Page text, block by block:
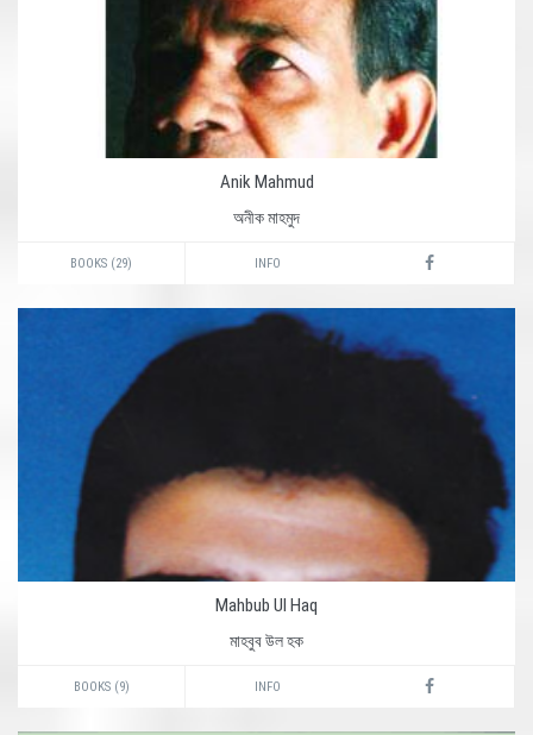
Anik Mahmud
অনীক মাহমুদ
BOOKS (29) INFO
Mahbub Ul Haq
মাহবুব উল হক
BOOKS (9) INFO